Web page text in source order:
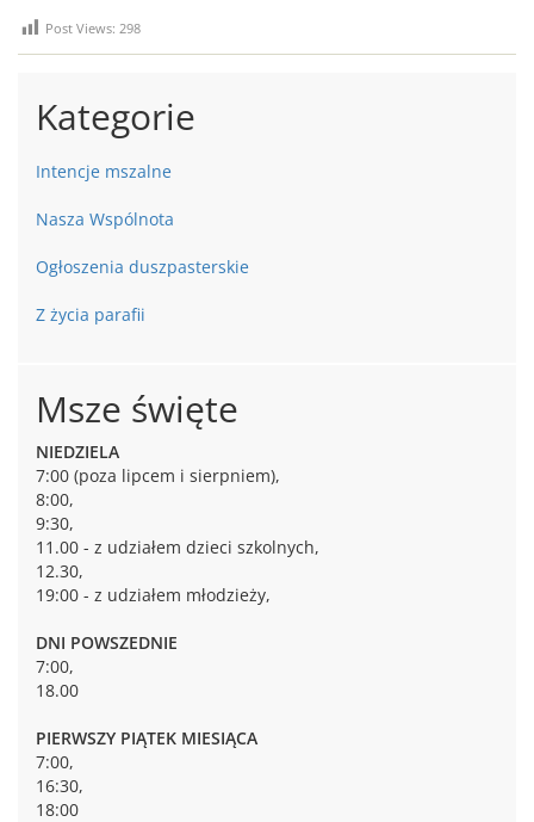
Post Views: 298
Kategorie
Intencje mszalne
Nasza Wspólnota
Ogłoszenia duszpasterskie
Z życia parafii
Msze święte
NIEDZIELA
7:00 (poza lipcem i sierpniem),
8:00,
9:30,
11.00 - z udziałem dzieci szkolnych,
12.30,
19:00 - z udziałem młodzieży,
DNI POWSZEDNIE
7:00,
18.00
PIERWSZY PIĄTEK MIESIĄCA
7:00,
16:30,
18:00